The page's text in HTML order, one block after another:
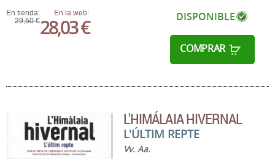
En tienda:
29,50 €
En la web:
28,03 € DISPONIBLE
COMPRAR
L'HIMÁLAIA HIVERNAL
L'ÚLTIM REPTE
Vv. Aa.